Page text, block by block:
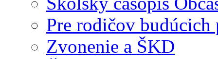
Pre rodičov budúcich
Zvonenie a ŠKD